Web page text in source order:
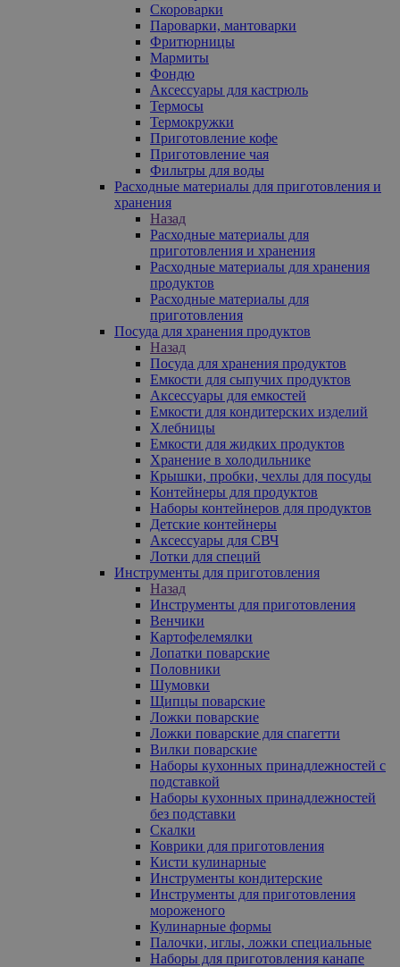
Скороварки
Пароварки, мантоварки
Фритюрницы
Мармиты
Фондю
Аксессуары для кастрюль
Термосы
Термокружки
Приготовление кофе
Приготовление чая
Фильтры для воды
Расходные материалы для приготовления и
хранения
Назад
Расходные материалы для
приготовления и хранения
Расходные материалы для хранения
продуктов
Расходные материалы для
приготовления
Посуда для хранения продуктов
Назад
Посуда для хранения продуктов
Емкости для сыпучих продуктов
Аксессуары для емкостей
Емкости для кондитерских изделий
Хлебницы
Емкости для жидких продуктов
Хранение в холодильнике
Крышки, пробки, чехлы для посуды
Контейнеры для продуктов
Наборы контейнеров для продуктов
Детские контейнеры
Аксессуары для СВЧ
Лотки для специй
Инструменты для приготовления
Назад
Инструменты для приготовления
Венчики
Картофелемялки
Лопатки поварские
Половники
Шумовки
Щипцы поварские
Ложки поварские
Ложки поварские для спагетти
Вилки поварские
Наборы кухонных принадлежностей с
подставкой
Наборы кухонных принадлежностей
без подставки
Скалки
Коврики для приготовления
Кисти кулинарные
Инструменты кондитерские
Инструменты для приготовления
мороженого
Кулинарные формы
Палочки, иглы, ложки специальные
Наборы для приготовления канапе